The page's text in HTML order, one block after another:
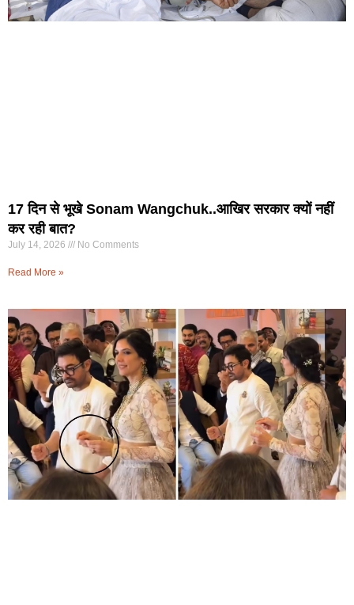
17 दिन से भूखे Sonam Wangchuk..आखिर सरकार क्यों नहीं
कर रही बात?
July 14, 2026 No Comments
Read More »